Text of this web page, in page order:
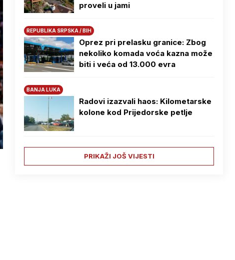
proveli u jami
REPUBLIKA SRPSKA / BIH
Oprez pri prelasku granice: Zbog
nekoliko komada voća kazna može
biti i veća od 13.000 evra
BANJA LUKA
Radovi izazvali haos: Kilometarske
kolone kod Prijedorske petlje
PRIKAŽI JOŠ VIJESTI